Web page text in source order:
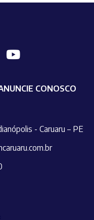
CONOSCO
- Caruaru – PE